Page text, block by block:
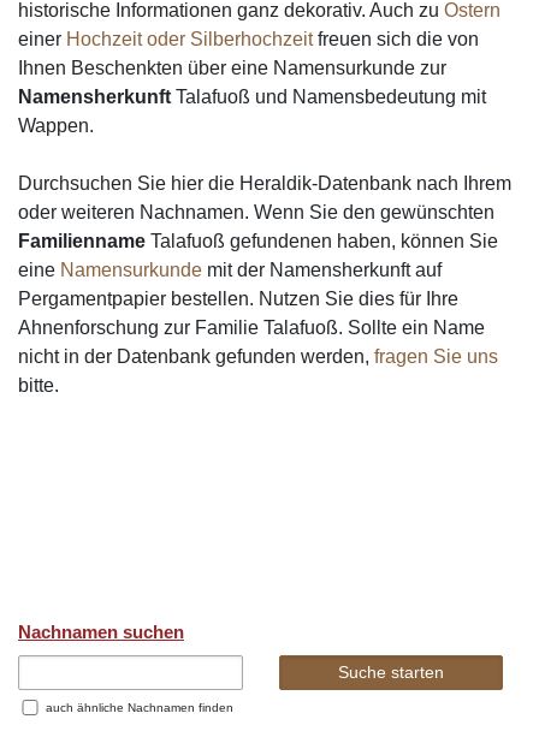
historische Informationen ganz dekorativ. Auch zu Ostern
einer Hochzeit oder Silberhochzeitfreuen sich die von
Ihnen Beschenkten über eine Namensurkunde zur
Namensherkunft Talafuoß und Namensbedeutung mit
Wappen.
Durchsuchen Sie hier die Heraldik-Datenbank nach Ihrem
oder weiteren Nachnamen. Wenn Sie den gewünschten
Familienname Talafuoß gefundenen haben, können Sie
eine Namensurkunde mit der Namensherkunft auf
Pergamentpapier bestellen. Nutzen Sie dies für Ihre
Ahnenforschung zur Familie Talafuoß. Sollte ein Name
nicht in der Datenbank gefunden werden, fragen Sie uns
bitte.
Nachnamen suchen
auch ähnliche Nachnamen finden